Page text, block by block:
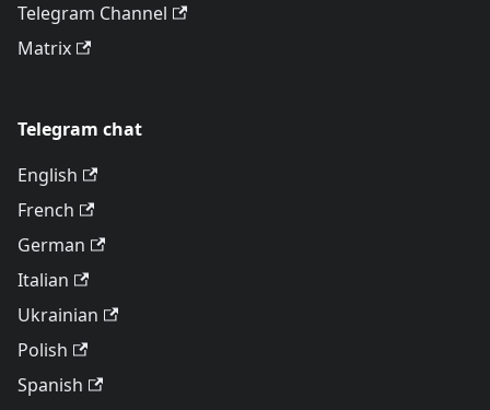
Telegram Channel
Matrix
Telegram chat
English
French
German
Italian
Ukrainian
Polish
Spanish